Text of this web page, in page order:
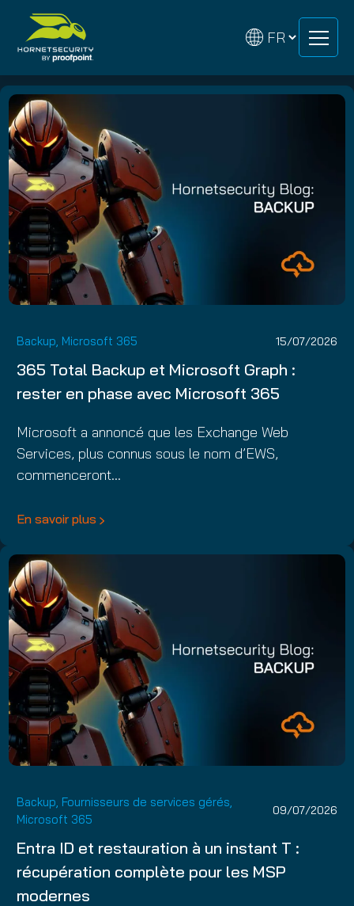
content
content
Backup, Microsoft 365 15/07/2026
365 Total Backup et Microsoft Graph :
rester en phase avec Microsoft 365
Microsoft a annoncé que les Exchange Web
Services, plus connus sous le nom d’EWS,
commenceront…
En savoir plus
Backup Fournisseurs de services gérés
Microsoft 365
09/07/2026
Entra ID et restauration à un instant T :
récupération complète pour les MSP
modernes